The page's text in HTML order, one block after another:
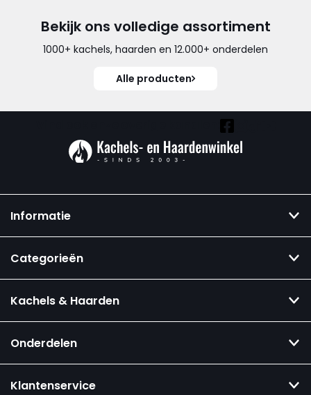
Bekijk ons volledige assortiment
1000+ kachels, haarden en 12.000+ onderdelen
Alle producten
Informatie
Categorieën
Kachels & Haarden
Onderdelen
Klantenservice